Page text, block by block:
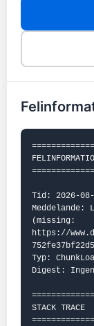
Tid: 2026-
Meddelande:
(missing:
https://
Typ:
Digest:
STACK TRACE